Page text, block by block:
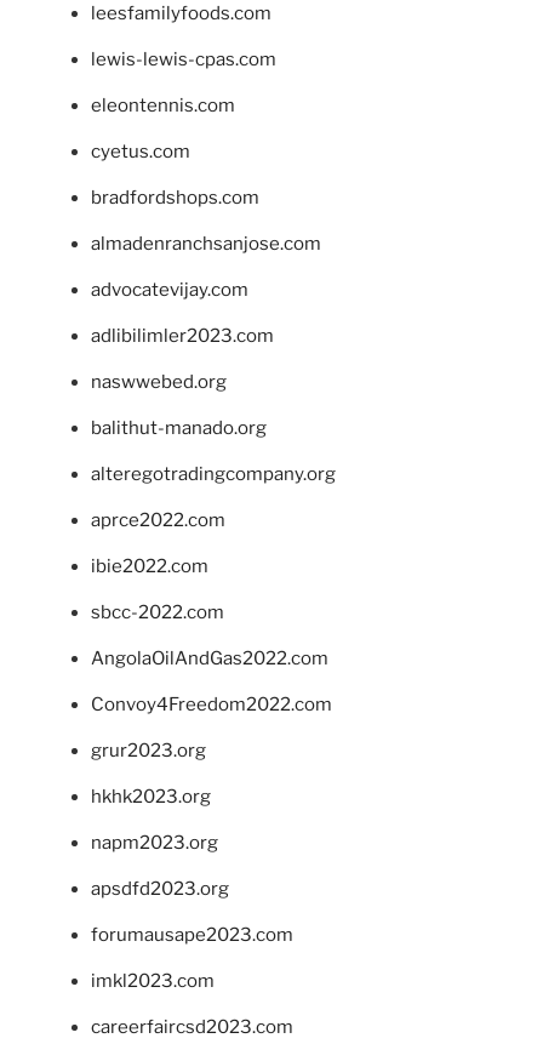
leesfamilyfoods.com
lewis-lewis-cpas.com
eleontennis.com
cyetus.com
bradfordshops.com
almadenranchsanjose.com
advocatevijay.com
adlibilimler2023.com
naswwebed.org
balithut-manado.org
alteregotradingcompany.org
aprce2022.com
ibie2022.com
sbcc-2022.com
AngolaOilAndGas2022.com
Convoy4Freedom2022.com
grur2023.org
hkhk2023.org
napm2023.org
apsdfd2023.org
forumausape2023.com
imkl2023.com
careerfaircsd2023.com